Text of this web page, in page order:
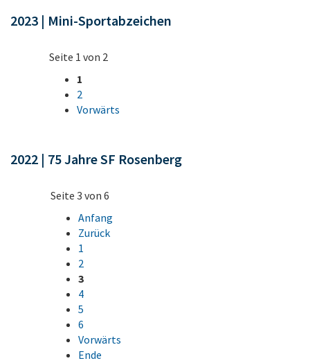
2023 | Mini-Sportabzeichen
Seite 1 von 2
1
2
Vorwärts
2022 | 75 Jahre SF Rosenberg
Seite 3 von 6
Anfang
Zurück
1
2
3
4
5
6
Vorwärts
Ende